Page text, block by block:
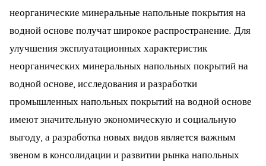
неорганические минеральные напольные покрытия на
водной основе получат широкое распространение. Для
улучшения эксплуатационных характеристик
неорганических минеральных напольных покрытий на
водной основе, исследования и разработки
промышленных напольных покрытий на водной основе
имеют значительную экономическую и социальную
выгоду, а разработка новых видов является важным
звеном в консолидации и развитии рынка напольных